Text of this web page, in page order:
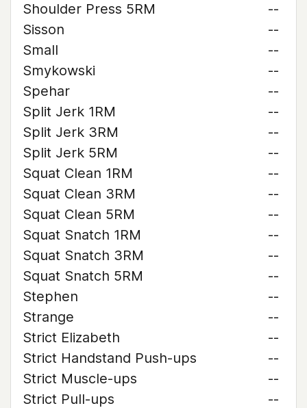
Shoulder Press 5RM
--
Sisson
--
Small
--
Smykowski
--
Spehar
--
Split Jerk 1RM
--
Split Jerk 3RM
--
Split Jerk 5RM
--
Squat Clean 1RM
--
Squat Clean 3RM
--
Squat Clean 5RM
--
Squat Snatch 1RM
--
Squat Snatch 3RM
--
Squat Snatch 5RM
--
Stephen
--
Strange
--
Strict Elizabeth
--
Strict Handstand Push-ups
--
Strict Muscle-ups
--
Strict Pull-ups
--